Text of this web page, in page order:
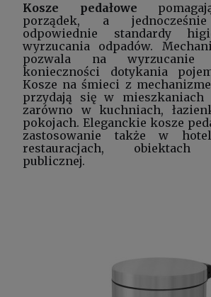
Kosze pedałowe
porządek, a
odpowiednie standardy
wyrzucania odpadów.
pozwala na wyrzucanie
konieczności dotykania
Kosze na śmieci z
przydają się w
zarówno w kuchniach,
pokojach. Eleganckie kosze
zastosowanie także w
restauracjach, obiektach
publicznej.